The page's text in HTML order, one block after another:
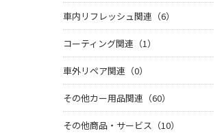
車内リフレッシュ関連（6）
コーティング関連（1）
車外リペア関連（0）
その他カー用品関連（60）
その他商品・サービス（10）